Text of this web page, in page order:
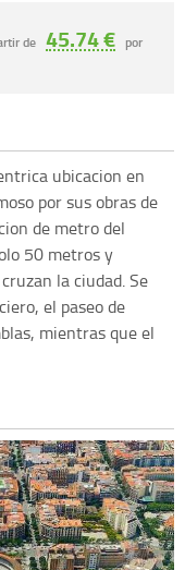
de 45.74 € por
ubicacion en
por sus obras de
de metro del
50 metros y
la ciudad. Se
el paseo de
mientras que el